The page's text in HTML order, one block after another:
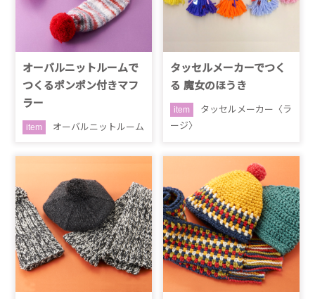
オーバルニットルームで
つくるポンポン付きマフ
ラー
item オーバルニットルーム
タッセルメーカーでつく
る 魔女のほうき
item
タッセルメーカー〈ラ
ージ〉